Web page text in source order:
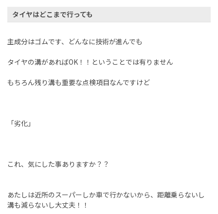
タイヤはどこまで行っても
主成分はゴムです、どんなに技術が進んでも
タイヤの溝があればOK！！ということでは有りません
もちろん残り溝も重要な点検項目なんですけど
「劣化」
これ、気にした事ありますか？？
あたしは近所のスーパーしか車で行かないから、距離乗らないし
溝も減らないし大丈夫！！